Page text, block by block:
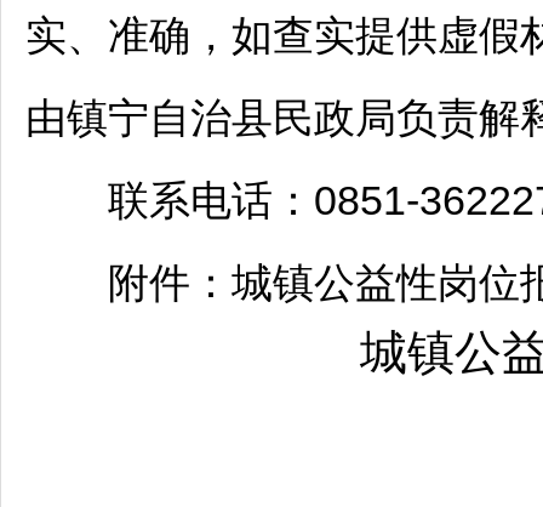
实、准确，如查实提供虚假
由镇宁自治县民政局负责解
联系电话：0851-
附件：城镇公益性岗位
城镇公